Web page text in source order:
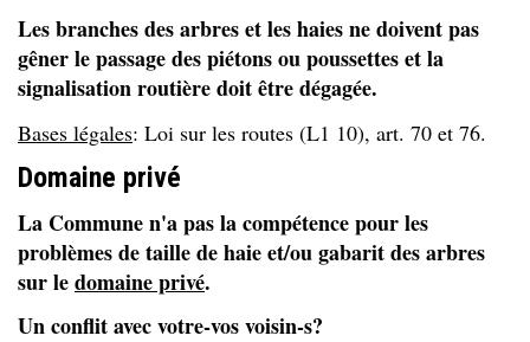
Les branches des arbres et les haies ne doivent pas
gêner le passage des piétons ou poussettes et la
signalisation routière doit être dégagée.
Bases légales: Loi sur les routes (L1 10), art. 70 et 76.
Domaine privé
La Commune n'a pas la compétence pour les
problèmes de taille de haie et/ou gabarit des arbres
sur ledomaine privé.
Un conflit avec votre-vos voisin-s?